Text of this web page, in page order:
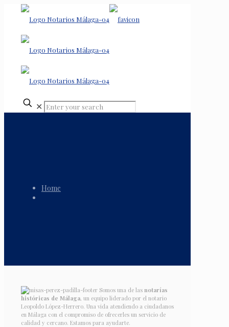
✕
Home
Somos una de las notarías
históricas de Málaga, un equipo liderado por el notario
Leopoldo López-Herrero. Una vida atendiendo a ciudadanos
en Málaga con el compromiso de ofrecerles un servicio de
calidad y cercano. Estamos para ayudarte.